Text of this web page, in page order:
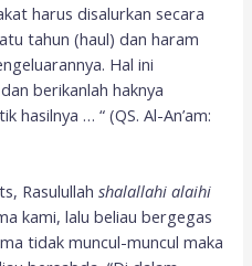
harus disalurkan secara
tahun (haul) dan haram
Hal ini
berikanlah haknya
hasilnya … “ (QS. Al-An’am:
Rasulullahshalallahi alaihi
kami, lalu beliau bergegas
tidak muncul-muncul maka